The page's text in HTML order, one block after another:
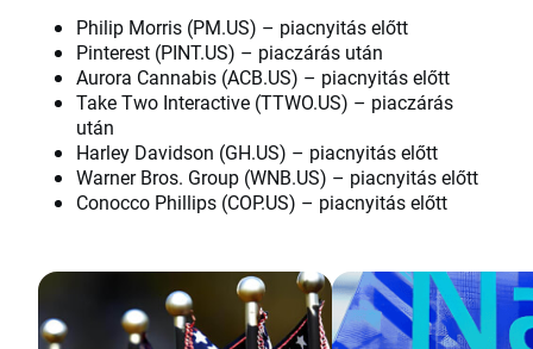
Philip Morris (PM.US) – piacnyitás előtt
Pinterest (PINT.US) – piaczárás után
Aurora Cannabis (ACB.US) – piacnyitás előtt
Take Two Interactive (TTWO.US) – piaczárás
után
Harley Davidson (GH.US) – piacnyitás előtt
Warner Bros. Group (WNB.US) – piacnyitás előtt
Conocco Phillips (COP.US) – piacnyitás előtt